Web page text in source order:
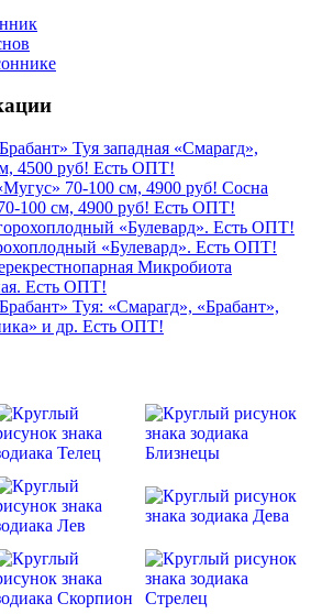
Туя западная «Смарагд»,
4500 руб! Есть ОПТ!
Сосна
100 см, 4900 руб! Есть ОПТ!
«Булевард». Есть ОПТ!
Микробиота
Есть ОПТ!
Туя: «Смарагд», «Брабант»,
и др. Есть ОПТ!